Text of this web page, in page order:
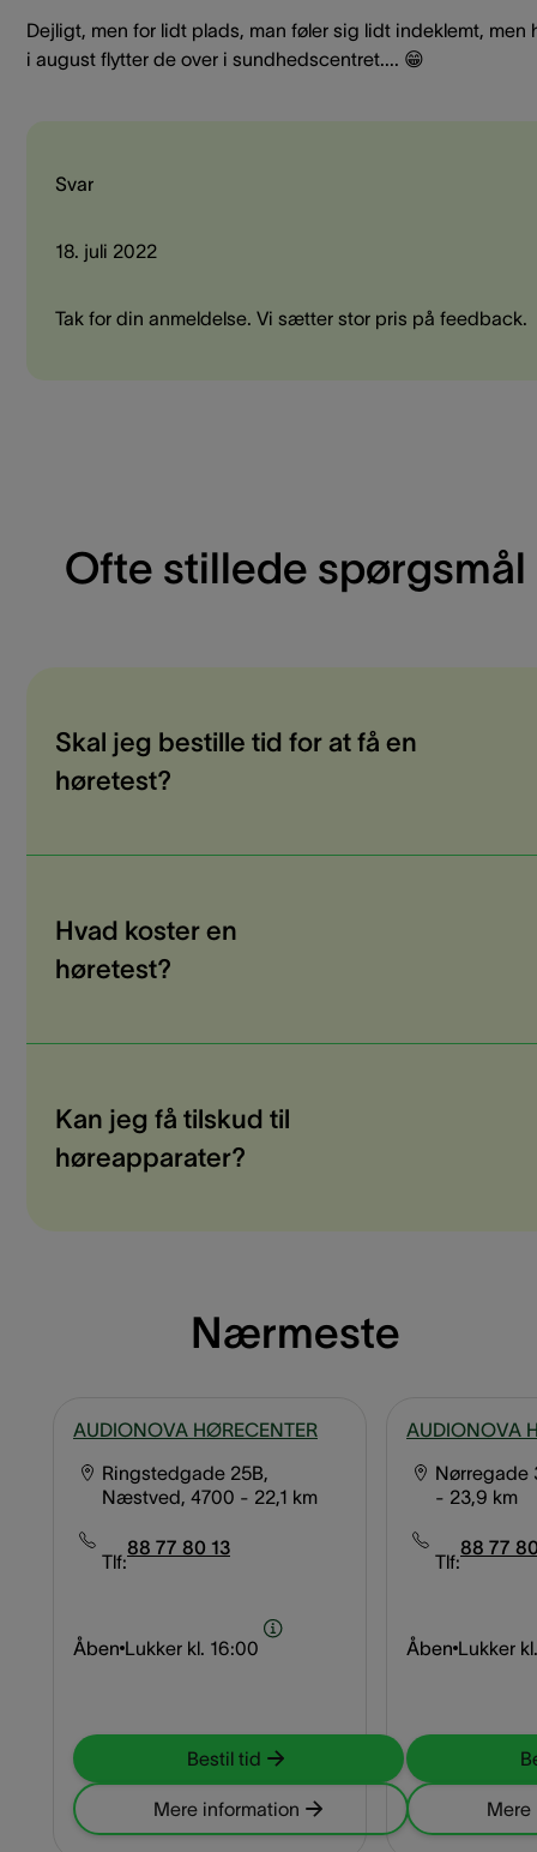
Dejligt, men for lidt plads, man føler sig lidt indeklemt, men
i august flytter de over i sundhedscentret.... 😁
Svar
18. juli 2022
Tak for din anmeldelse. Vi sætter stor pris på feedback.
Ofte stillede spørgsmål
Skal jeg bestille tid for at få en
høretest?
Hvad koster en
høretest?
Kan jeg få tilskud til
høreapparater?
Nærmeste
AUDIONOVA HØRECENTER
Ringstedgade 25B,
Næstved, 4700 - 22,1 km
Tlf:
88 77 80 13
Åben Lukker kl. 16:00
Bestil tid
Mere information
AUDIONOVA
Nørregade
- 23,9 km
Tlf:
88 77
Åben Lukker kl.
Mere